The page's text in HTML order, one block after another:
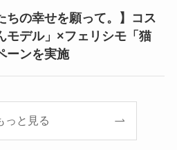
ちの幸せを願って。】コス
モデル」×フェリシモ「猫
ーンを実施
っと見る